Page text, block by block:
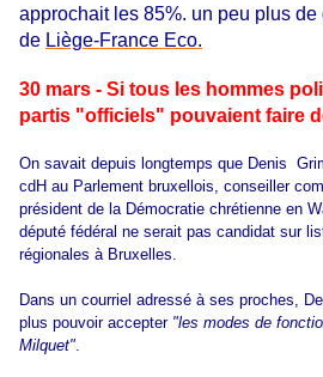
approchait les 85%. un peu plus
de Liège-France Eco.
30 mars - Si tous les hommes
partis "officiels" pouvaient faire
On savait depuis longtemps que Denis
cdH au Parlement bruxellois, conseiller
président de la Démocratie chrétienne en
député fédéral ne serait pas candidat sur
régionales à Bruxelles.
Dans un courriel adressé à ses proches,
plus pouvoir accepter "les modes de
Milquet".